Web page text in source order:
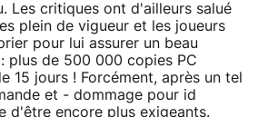
Les critiques ont d'ailleurs salué
plein de vigueur et les joueurs
pour lui assurer un beau
plus de 500 000 copies PC
15 jours ! Forcément, après un tel
et - dommage pour id
d'être encore plus exigeants.